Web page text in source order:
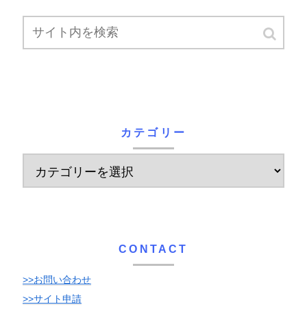
カテゴリー
CONTACT
>>お問い合わせ
>>サイト申請